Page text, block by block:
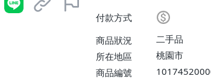
付款方式
商品狀況
二手品
所在地區
桃園市
商品編號